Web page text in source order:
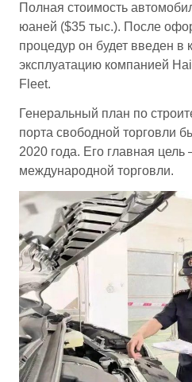
Полная стоимость
юаней ($35 тыс.). После
процедур он будет введен в
эксплуатацию компанией
Fleet.
Генеральный план по
порта свободной торговли
2020 года. Его главная
международной торговли.